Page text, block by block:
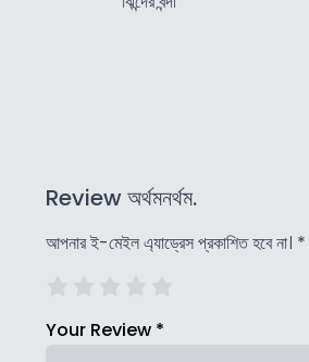
Review অর্থমনর্থম.
আপনার ই-মেইল এ্যাড্রেস প্রকাশিত হবে না। *
Your Review *